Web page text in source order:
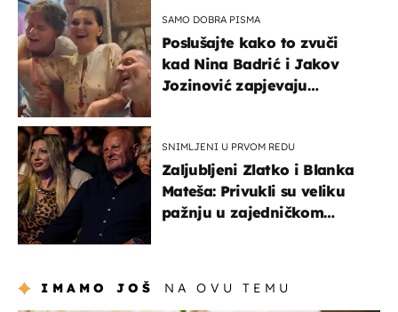
SAMO DOBRA PISMA
Poslušajte kako to zvuči
kad Nina Badrić i Jakov
Jozinović zapjevaju
SNIMLJENI U PRVOM REDU
Zaljubljeni Zlatko i Blanka
Mateša: Privukli su veliku
pažnju u zajedničkom
IMAMO JOŠ NA OVU TEMU